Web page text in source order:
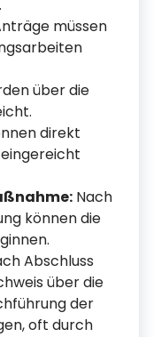
müssen
über die
direkt
Nach
können die
Abschluss
über die
der
oft durch